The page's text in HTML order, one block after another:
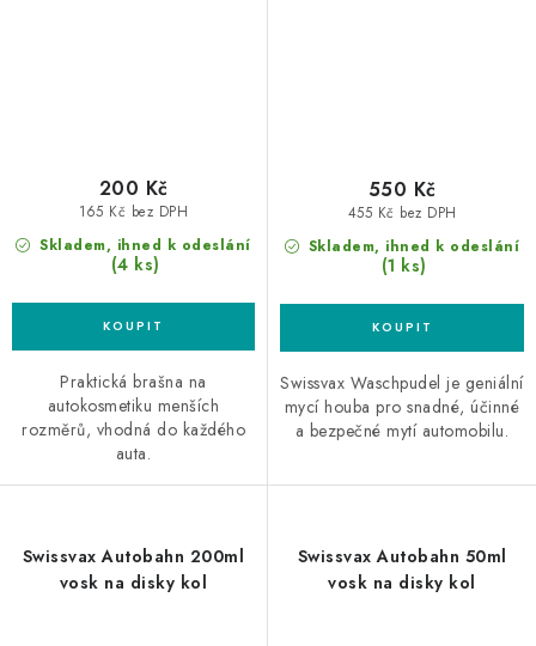
Skladem, ihned k odeslání
(4 ks)
165 Kč bez DPH
200 Kč
Praktická brašna na
autokosmetiku menších
rozměrů, vhodná do každého
auta.
Skladem, ihned k odeslání
(1 ks)
455 Kč bez DPH
550 Kč
Swissvax Waschpudel je geniální
mycí houba pro snadné, účinné
a bezpečné mytí automobilu.
Swissvax Autobahn 200ml
vosk na disky kol
Swissvax Autobahn 50ml
vosk na disky kol